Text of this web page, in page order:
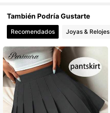
4.84 92K Seguidores
4.84 92K Seguidores
4.84 92K Seguidores
También Podría Gustarte
Recomendados Joyas & Relojes